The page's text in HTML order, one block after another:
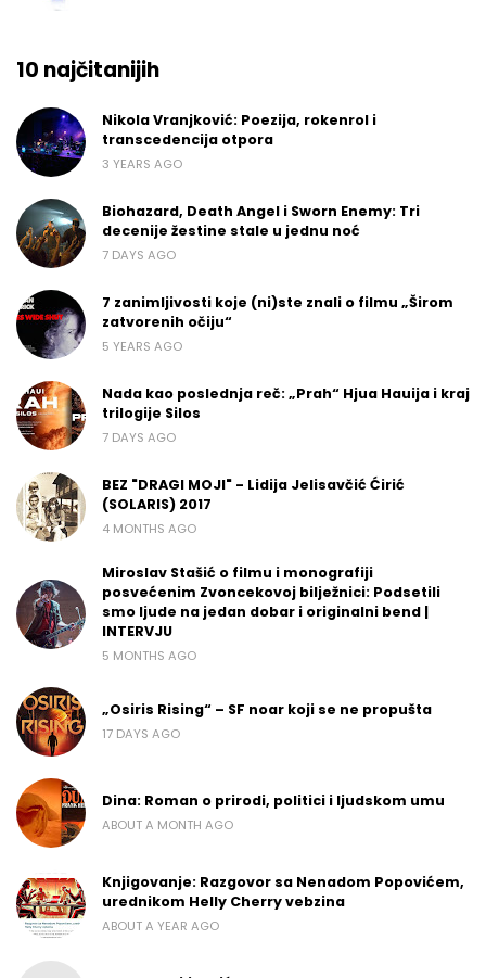
10 najčitanijih
Nikola Vranjković: Poezija, rokenrol i
transcedencija otpora
3 YEARS AGO
Biohazard, Death Angel i Sworn Enemy: Tri
decenije žestine stale u jednu noć
7 DAYS AGO
7 zanimljivosti koje (ni)ste znali o filmu „Širom
zatvorenih očiju“
5 YEARS AGO
Nada kao poslednja reč: „Prah“ Hjua Hauija i kraj
trilogije Silos
7 DAYS AGO
BEZ "DRAGI MOJI" - Lidija Jelisavčić Ćirić
(SOLARIS) 2017
4 MONTHS AGO
Miroslav Stašić o filmu i monografiji
posvećenim Zvoncekovoj bilježnici: Podsetili
smo ljude na jedan dobar i originalni bend |
INTERVJU
5 MONTHS AGO
„Osiris Rising“ – SF noar koji se ne propušta
17 DAYS AGO
Dina: Roman o prirodi, politici i ljudskom umu
ABOUT A MONTH AGO
Knjigovanje: Razgovor sa Nenadom Popovićem,
urednikom Helly Cherry vebzina
ABOUT A YEAR AGO